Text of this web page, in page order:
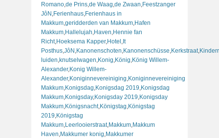
Romano de Prins de Waag de Zwaan Feestzanger
JôN Ferienhaus Ferienhaus in
Makkum geridderden van Makkum Hafen
Makkum Hallelujah Haven Hennie fan
Richt, Hoeksema Kapper, Hotel It
Posthus JôN Kanonenschoten Kanonenschüsse Kerkstraat
luiden knutselwagen Konig König König Willem-
Alexander, Konig Willem-
Alexander, Koniginnevereiniging Koniginnevereiniging
Makkum Konigsdag Konigsdag 2019 Konigsdag
Makkum Konigsday, Konigsday 2019 Konigsday
Makkum Königsnacht, Königstag Königstag
2019 Königstag
Makkum Leerlooierstraat, Makkum Makkum
Haven Makkumer konig Makkumer